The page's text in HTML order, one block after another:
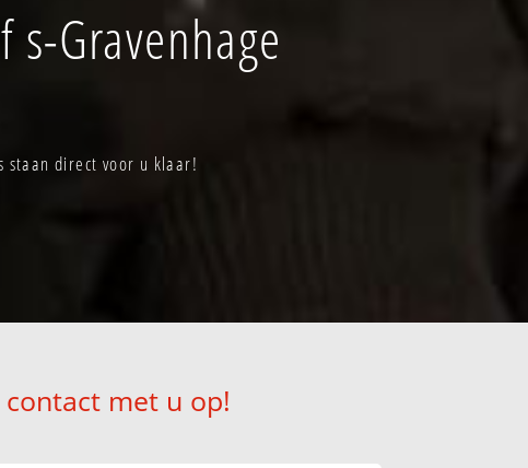
Gravenhage
staan direct voor u klaar!
met u op!